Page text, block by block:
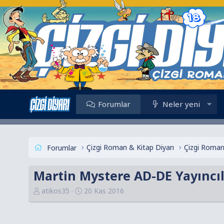
Forumlar Neler yeni
Forumlar Çizgi Roman & Kitap Diyarı Çizgi
Martin Mystere AD-DE
K
o
atikos35
B
a
20 Kas 2016